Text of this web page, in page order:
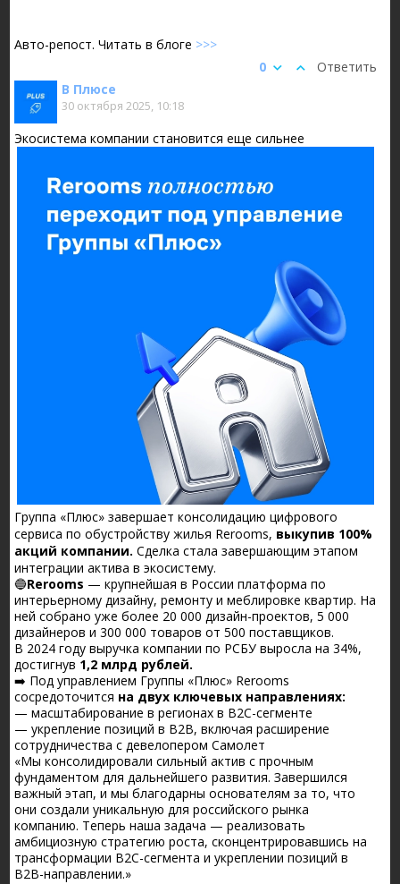
Авто-репост. Читать в блоге >>>
Ответить
0
В Плюсе
30 октября 2025, 10:18
Экосистема компании становится еще сильнее
Группа «Плюс» завершает консолидацию цифрового
сервиса по обустройству жилья Rerooms, выкупив 100%
акций компании. Сделка стала завершающим этапом
интеграции актива в экосистему.
🔵Rerooms — крупнейшая в России платформа по
интерьерному дизайну, ремонту и меблировке квартир. На
ней собрано уже более 20 000 дизайн-проектов, 5 000
дизайнеров и 300 000 товаров от 500 поставщиков.
В 2024 году выручка компании по РСБУ выросла на 34%,
достигнув 1,2 млрд рублей.
➡️ Под управлением Группы «Плюс» Rerooms
сосредоточится на двух ключевых направлениях:
— масштабирование в регионах в B2C-сегменте
— укрепление позиций в B2B, включая расширение
сотрудничества с девелопером Самолет
«Мы консолидировали сильный актив с прочным
фундаментом для дальнейшего развития. Завершился
важный этап, и мы благодарны основателям за то, что
они создали уникальную для российского рынка
компанию. Теперь наша задача — реализовать
амбициозную стратегию роста, сконцентрировавшись на
трансформации B2C-сегмента и укреплении позиций в
B2B-направлении.»